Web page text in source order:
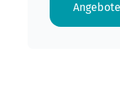
Angebote
to carousel